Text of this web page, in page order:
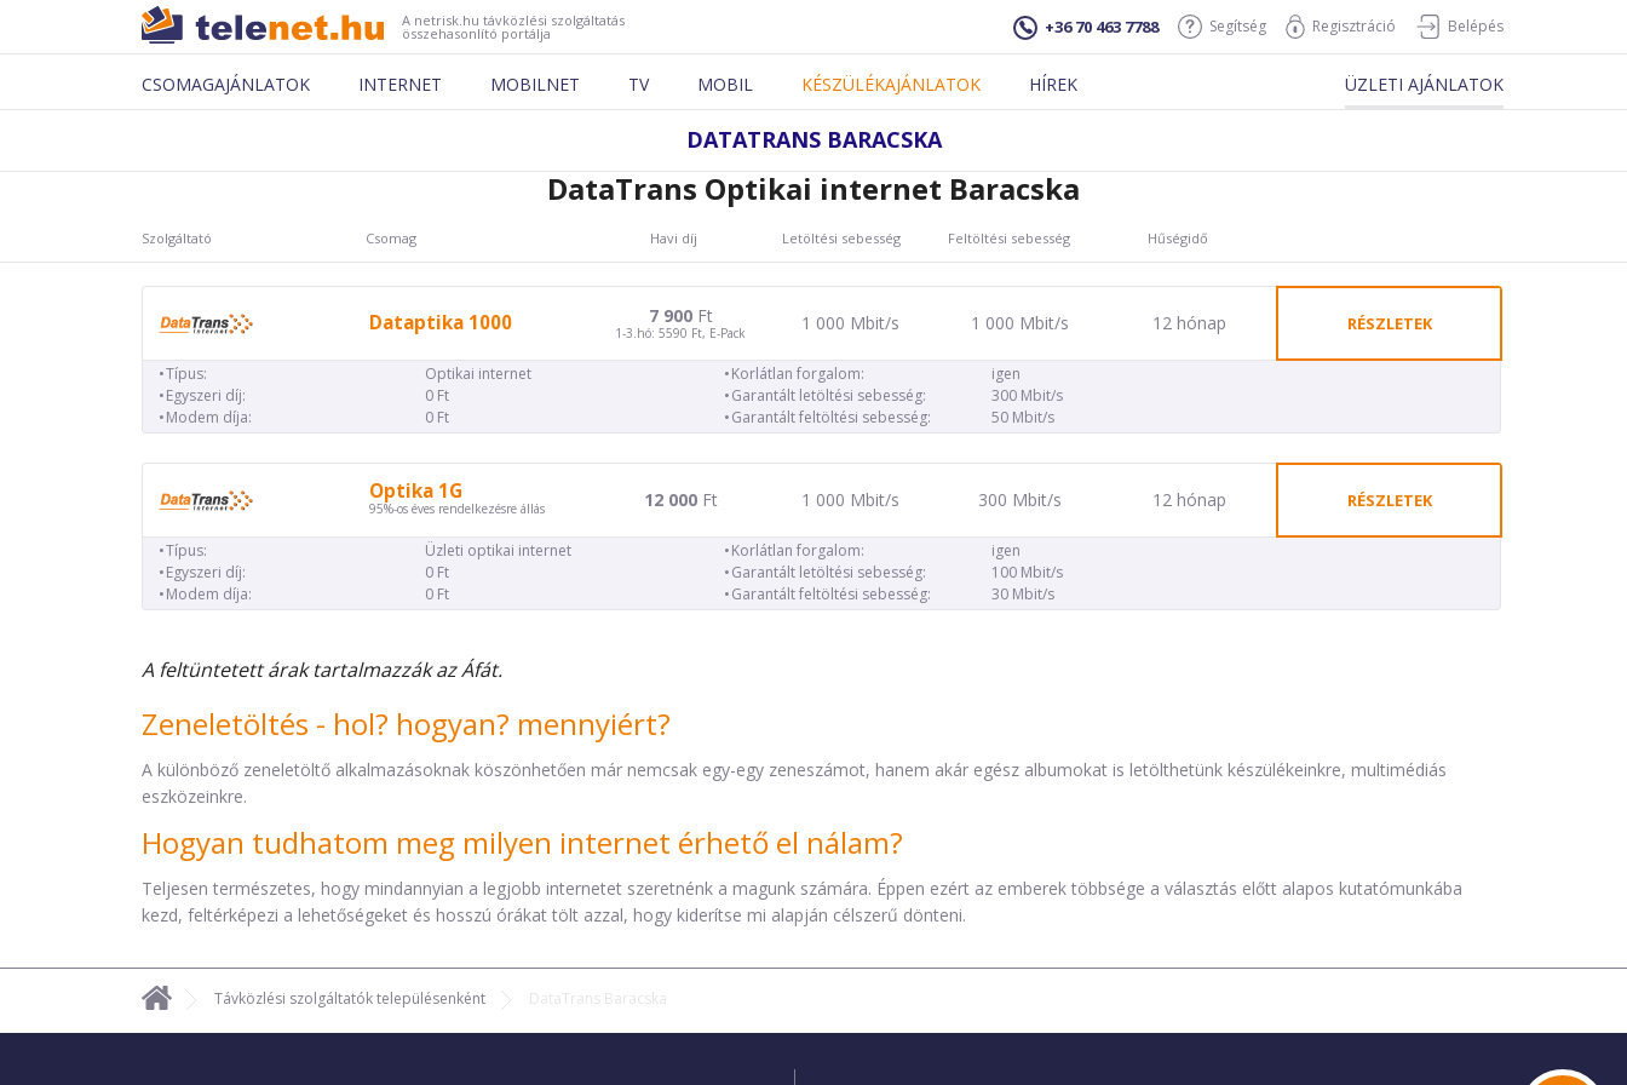
A netrisk.hu távközlési szolgáltatás
összehasonlító portálja +36 70 463 7788 Segítség Regisztráció Belépés
CSOMAGAJÁNLATOK INTERNET MOBILNET TV MOBIL KÉSZÜLÉKAJÁNLATOK HÍREK ÜZLETI AJÁNLATOK
DATATRANS BARACSKA
DataTrans Optikai internet Baracska
Szolgáltató Csomag Havi díj Letöltési sebesség Feltöltési sebesség Hűségidő
Dataptika 1000 7 900Ft
1-3.hó: 5590 Ft, E-Pack 1 000 Mbit/s 1 000 Mbit/s 12 hónap RÉSZLETEK
Típus:
Optikai internet
Egyszeri díj:
0 Ft
Modem díja:
0 Ft
Korlátlan forgalom:
igen
Garantált letöltési sebesség:
300 Mbit/s
Garantált feltöltési sebesség:
50 Mbit/s
Optika 1G
95%-os éves rendelkezésre állás 12 000Ft 1 000 Mbit/s 300 Mbit/s 12 hónap RÉSZLETEK
Típus:
Üzleti optikai internet
Egyszeri díj:
0 Ft
Modem díja:
0 Ft
Korlátlan forgalom:
igen
Garantált letöltési sebesség:
100 Mbit/s
Garantált feltöltési sebesség:
30 Mbit/s
A feltüntetett árak tartalmazzák az Áfát.
Zeneletöltés - hol? hogyan? mennyiért?
A különböző zeneletöltő alkalmazásoknak köszönhetően már nemcsak egy-egy zeneszámot, hanem akár egész albumokat is letölthetünk készülékeinkre, multimédiás
eszközeinkre.
Hogyan tudhatom meg milyen internet érhető el nálam?
Teljesen természetes, hogy mindannyian a legjobb internetet szeretnénk a magunk számára. Éppen ezért az emberek többsége a választás előtt alapos kutatómunkába
kezd, feltérképezi a lehetőségeket és hosszú órákat tölt azzal, hogy kiderítse mi alapján célszerű dönteni.
Távközlési szolgáltatók településenként DataTrans Baracska